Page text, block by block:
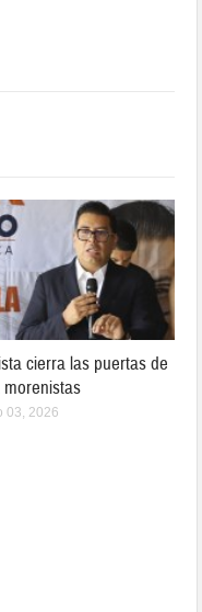
cierra las puertas de
morenistas
03, 2026